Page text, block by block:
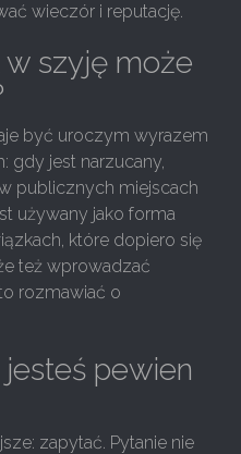
wieczór i reputację.
w szyję może
być uroczym wyrazem
gdy jest narzucany,
publicznych miejscach
używany jako forma
które dopiero się
też wprowadzać
rozmawiać o
pewien
zapytać. Pytanie nie